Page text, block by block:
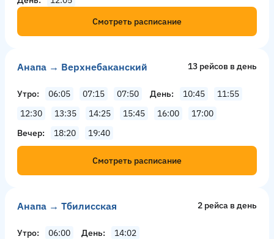
Смотреть расписание
Анапа → Верхнебаканский 13 рейсов в день
Утро 06:05 07:15 07:50 День 10:45
11:55
12:30
13:35 14:25 15:45 16:00
17:00
Вечер
18:20 19:40
Смотреть расписание
Анапа → Тбилисская 2 рейсa в день
Утро 06:00 День
14:02